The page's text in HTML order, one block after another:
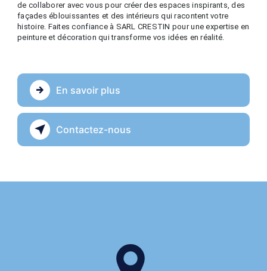
de collaborer avec vous pour créer des espaces inspirants, des
façades éblouissantes et des intérieurs qui racontent votre
histoire. Faites confiance à SARL CRESTIN pour une expertise en
peinture et décoration qui transforme vos idées en réalité.
En savoir plus
Contactez-nous